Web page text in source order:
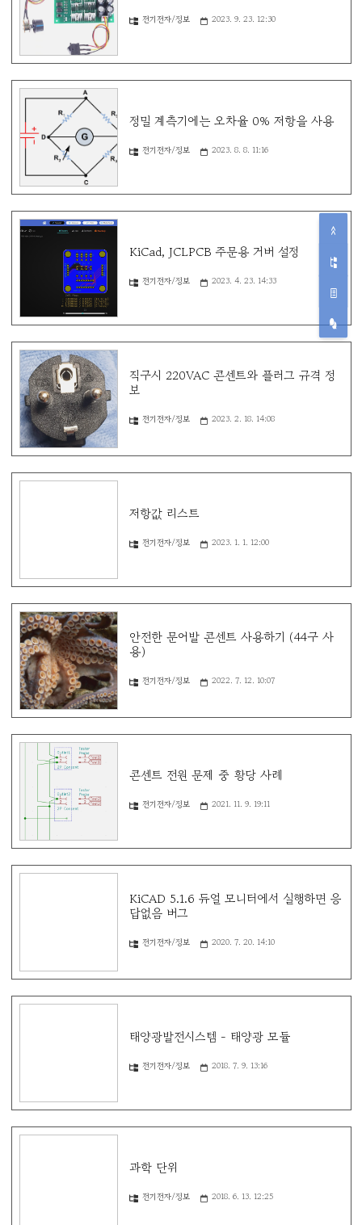
전기전자/정보 2023. 9. 23. 12:30
정밀 계측기에는 오차율 0% 저항을 사용
전기전자/정보 2023. 8. 8. 11:16
KiCad, JCLPCB 주문용 거버 설정
전기전자/정보 2023. 4. 23. 14:33
직구시 220VAC 콘센트와 플러그 규격 정
보
전기전자/정보 2023. 2. 18. 14:08
저항값 리스트
전기전자/정보 2023. 1. 1. 12:00
안전한 문어발 콘센트 사용하기 (44구 사
용)
전기전자/정보 2022. 7. 12. 10:07
콘센트 전원 문제 중 황당 사례
전기전자/정보 2021. 11. 9. 19:11
KiCAD 5.1.6 듀얼 모니터에서 실행하면 응
답없음 버그
전기전자/정보 2020. 7. 20. 14:10
태양광발전시스템 - 태양광 모듈
전기전자/정보 2018. 7. 9. 13:16
과학 단위
전기전자/정보 2018. 6. 13. 12:25